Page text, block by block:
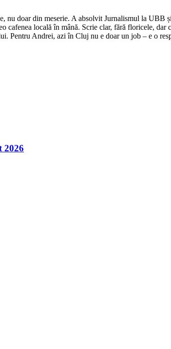
nu doar din meserie. A absolvit Jurnalismul la
cafenea locală în mână. Scrie clar, fără floricele,
Pentru Andrei, azi în Cluj nu e doar un job – e o
2026